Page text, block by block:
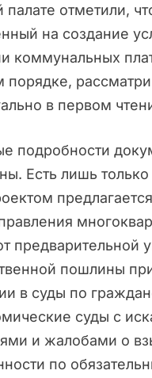
отметили,
на создание
коммунальных
порядке,
в первом
подробности
Есть лишь
предварительной
пошлины
в суды по
суды с
и жалобами о
по